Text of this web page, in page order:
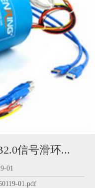
信号滑环...
01
01.pdf